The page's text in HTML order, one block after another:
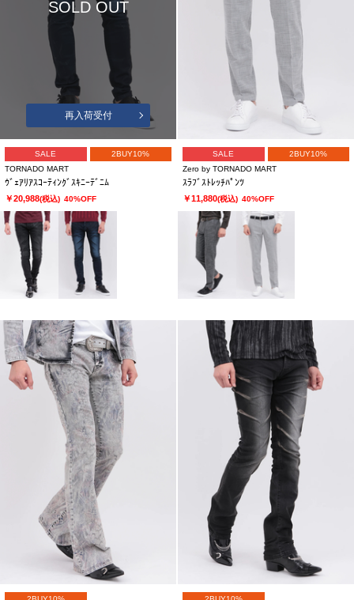
SOLD OUT
再入荷受付
SALE
2BUY10%
TORNADO MART
ｳﾞｪｱﾘｱｽｺｰﾃｨﾝｸﾞｽｷﾆｰﾃﾞﾆﾑ
￥20,988(税込) 40%OFF
SALE
2BUY10%
Zero by TORNADO MART
ｽﾗﾌﾞｽﾄﾚｯﾁﾊﾟﾝﾂ
￥11,880(税込) 40%OFF